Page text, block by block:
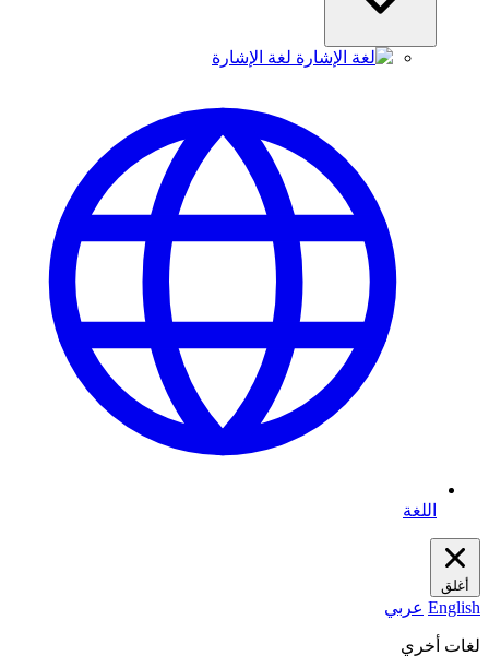
لغة الإشارة
اللغة
أغلق
English عربي
لغات أخري